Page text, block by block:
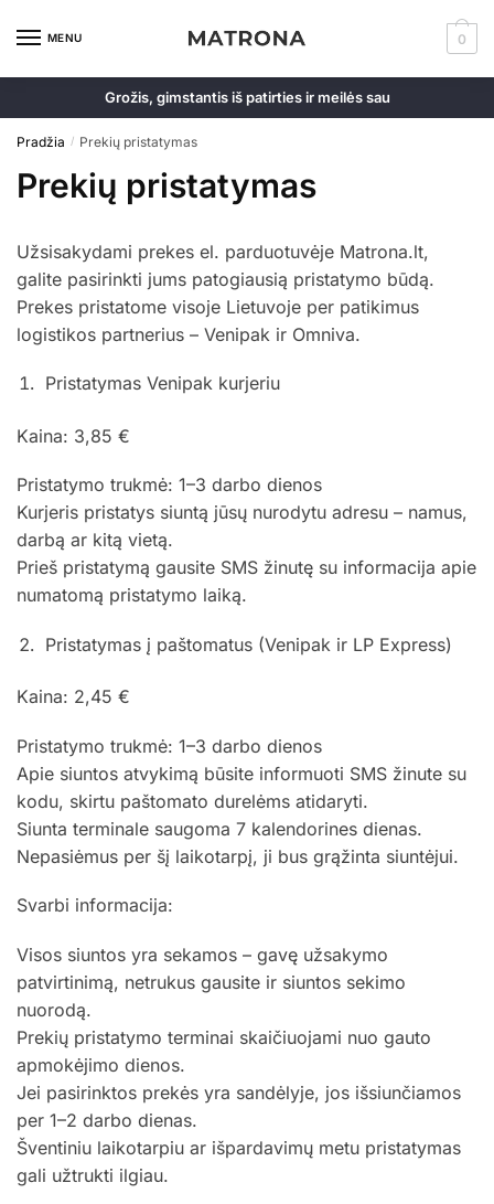
MENU 0
Grožis, gimstantis iš patirties ir meilės sau
Pradžia / Prekių pristatymas
Prekių pristatymas
Užsisakydami prekes el. parduotuvėje Matrona.lt,
galite pasirinkti jums patogiausią pristatymo būdą.
Prekes pristatome visoje Lietuvoje per patikimus
logistikos partnerius – Venipak ir Omniva.
Pristatymas Venipak kurjeriu
Kaina: 3,85 €
Pristatymo trukmė: 1–3 darbo dienos
Kurjeris pristatys siuntą jūsų nurodytu adresu – namus,
darbą ar kitą vietą.
Prieš pristatymą gausite SMS žinutę su informacija apie
numatomą pristatymo laiką.
Pristatymas į paštomatus (Venipak ir LP Express)
Kaina: 2,45 €
Pristatymo trukmė: 1–3 darbo dienos
Apie siuntos atvykimą būsite informuoti SMS žinute su
kodu, skirtu paštomato durelėms atidaryti.
Siunta terminale saugoma 7 kalendorines dienas.
Nepasiėmus per šį laikotarpį, ji bus grąžinta siuntėjui.
Svarbi informacija:
Visos siuntos yra sekamos – gavę užsakymo
patvirtinimą, netrukus gausite ir siuntos sekimo
nuorodą.
Prekių pristatymo terminai skaičiuojami nuo gauto
apmokėjimo dienos.
Jei pasirinktos prekės yra sandėlyje, jos išsiunčiamos
per 1–2 darbo dienas.
Šventiniu laikotarpiu ar išpardavimų metu pristatymas
gali užtrukti ilgiau.